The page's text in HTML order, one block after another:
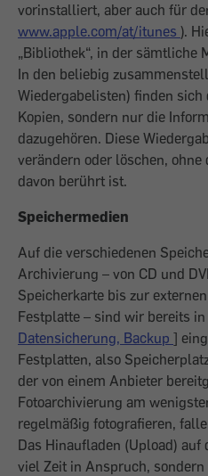
vorinstalliert, aber auch für
www.apple.com/at/itunes ).
„Bibliothek“, in der sämtliche
In den beliebig
Wiedergabelisten) finden
Kopien, sondern nur die
dazugehören. Diese
verändern oder löschen,
davon berührt ist.
Speichermedien
Auf die verschiedenen
Archivierung – von CD und
Speicherkarte bis zur
Festplatte – sind wir bereits
Datensicherung, Backup ]
Festplatten, also
der von einem Anbieter
Fotoarchivierung am
regelmäßig fotografieren,
Das Hinaufladen (Upload)
viel Zeit in Anspruch,